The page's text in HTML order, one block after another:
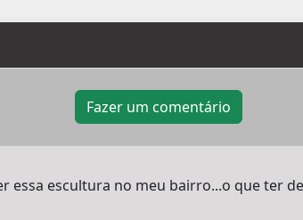
Fazer um comentário
essa escultura no meu bairro...o que ter